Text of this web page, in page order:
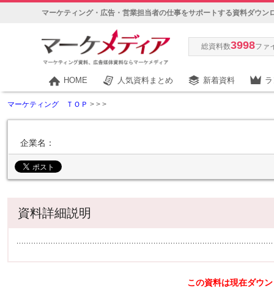
マーケティング・広告・営業担当者の仕事をサポートする資料ダウン
総資料数3998ファ
HOME 人気資料まとめ 新着資料
マーケティング ＴＯＰ > > >
企業名：
資料詳細説明
この資料は現在ダウ